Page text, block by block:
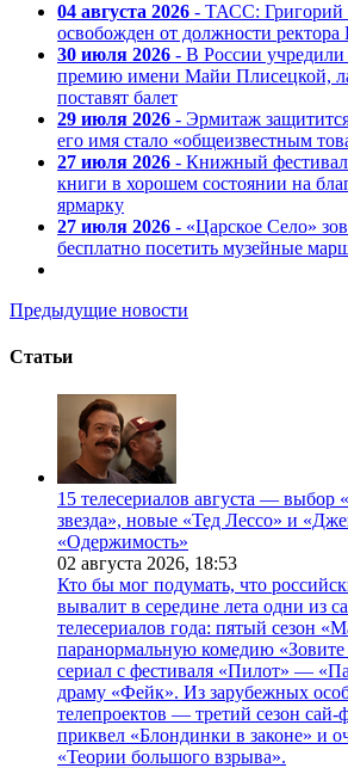
04 августа 2026 - ТАСС: Григорий
освобожден от должности
30 июля 2026 - В России
премию имени Майи Плисецкой,
поставят балет
29 июля 2026 - Эрмитаж
его имя стало «общеизвестным
27 июля 2026 - Книжный
книги в хорошем состоянии на
ярмарку
27 июля 2026 - «Царское Село»
бесплатно посетить музейные
Предыдущие новости
Статьи
15 телесериалов августа —
звезда», новые «Тед Лессо» и
«Одержимость»
02 августа 2026, 18:53
Кто бы мог подумать, что
вывалит в середине лета одни из
телесериалов года: пятый сезон
паранормальную комедию
сериал с фестиваля «Пилот» —
драму «Фейк». Из зарубежных
телепроектов — третий сезон сай-
приквел «Блондинки в законе» и
«Теории большого взрыва».